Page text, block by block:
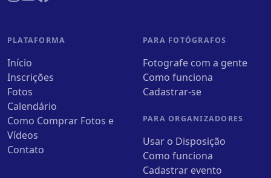
PLATAFORMA
Início
Inscrições
Fotos
Calendário
Como Comprar Fotos e
Vídeos
Contato
PARA FOTÓGRAFOS
Fotografe com a gente
Como funciona
Cadastrar-se
PARA ORGANIZADORES
Usar o Disposição
Como funciona
Cadastrar evento